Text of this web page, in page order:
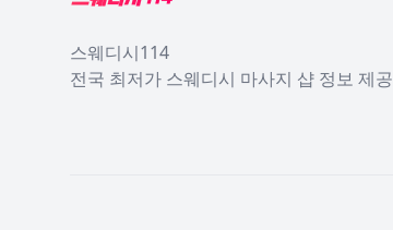
스웨디시114
전국 최저가 스웨디시 마사지 샵 정보 제공